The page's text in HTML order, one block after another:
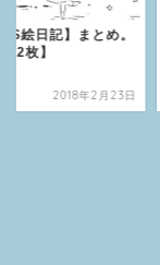
絵日記】まとめ。
12枚】
2018年2月23日